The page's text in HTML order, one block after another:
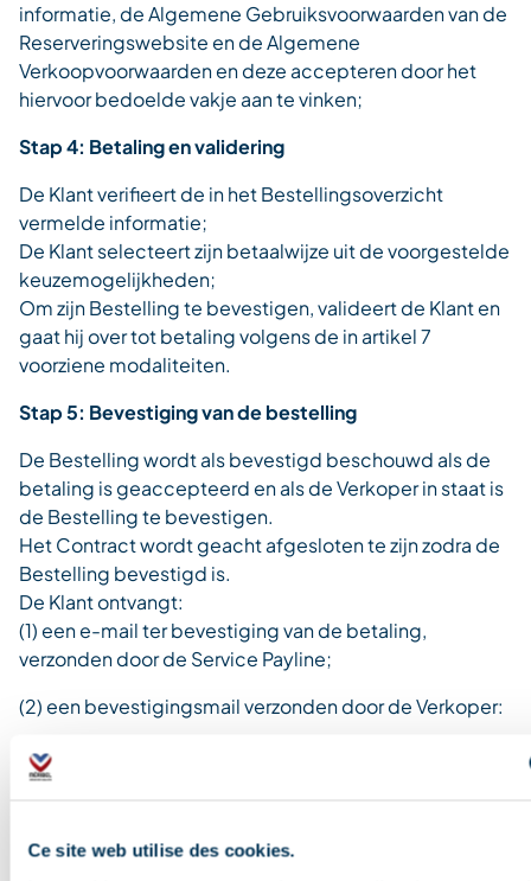
Ce site web utilise des cookies.
informatie, de Algemene Gebruiksvoorwaarden van de
Reserveringswebsite en de Algemene
Verkoopvoorwaarden en deze accepteren door het
hiervoor bedoelde vakje aan te vinken;
Stap 4: Betaling en validering
De Klant verifieert de in het Bestellingsoverzicht
vermelde informatie;
De Klant selecteert zijn betaalwijze uit de voorgestelde
keuzemogelijkheden;
Om zijn Bestelling te bevestigen, valideert de Klant en
gaat hij over tot betaling volgens de in artikel 7
voorziene modaliteiten.
Stap 5: Bevestiging van de bestelling
De Bestelling wordt als bevestigd beschouwd als de
betaling is geaccepteerd en als de Verkoper in staat is
de Bestelling te bevestigen.
Het Contract wordt geacht afgesloten te zijn zodra de
Bestelling bevestigd is.
De Klant ontvangt:
(1) een e-mail ter bevestiging van de betaling,
verzonden door de Service Payline;
(2) een bevestigingsmail verzonden door de Verkoper:
Met daarin het overzicht van de Bestelling, de
essentiële elementen van de reservering, zoals de
Diensten, de prijs, het aantal, de datum, de tijdsduur en